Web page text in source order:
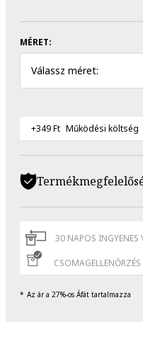
MÉRET:
Válassz méret:
+349 Ft Működési költség
30 NAPOS INGYENES
Az ár a 27%-os Áfát tartalmazza